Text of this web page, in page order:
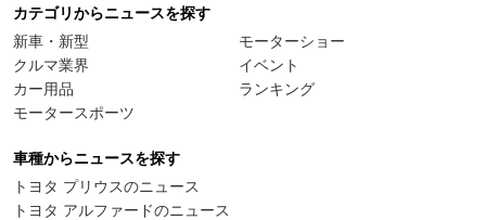
カテゴリからニュースを探す
新車・新型
クルマ業界
カー用品
モータースポーツ
モーターショー
イベント
ランキング
車種からニュースを探す
トヨタ プリウスのニュース
トヨタ アルファードのニュース